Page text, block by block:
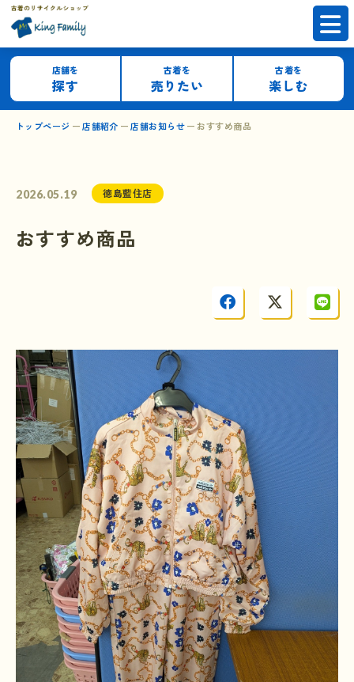
店舗を
探す
古着を
売りたい
古着を
楽しむ
トップページ 店舗紹介 店舗お知らせ おすすめ商品
2026.05.19 徳島藍住店
おすすめ商品